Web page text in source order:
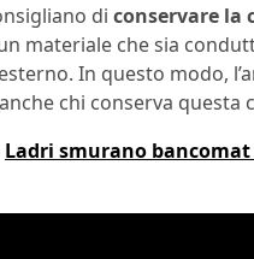
di conservare la
materiale che sia
In questo modo,
anche chi conserva
Ladri smurano